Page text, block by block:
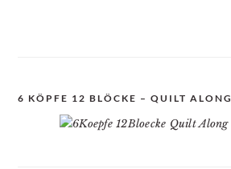
6 KÖPFE 12 BLÖCKE – QUILT ALONG